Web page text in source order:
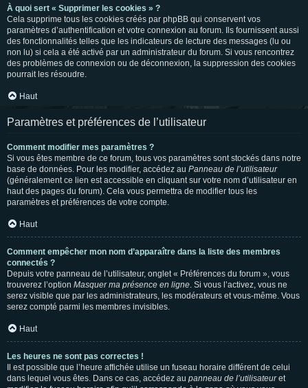
À quoi sert « Supprimer les cookies » ?
Cela supprime tous les cookies créés par phpBB qui conservent vos
paramètres d’authentification et votre connexion au forum. Ils fournissent aussi
des fonctionnalités telles que les indicateurs de lecture des messages (lu ou
non lu) si cela a été activé par un administrateur du forum. Si vous rencontrez
des problèmes de connexion ou de déconnexion, la suppression des cookies
pourrait les résoudre.
Haut
Paramètres et préférences de l’utilisateur
Comment modifier mes paramètres ?
Si vous êtes membre de ce forum, tous vos paramètres sont stockés dans notre
base de données. Pour les modifier, accédez au Panneau de l’utilisateur
(généralement ce lien est accessible en cliquant sur votre nom d’utilisateur en
haut des pages du forum). Cela vous permettra de modifier tous les
paramètres et préférences de votre compte.
Haut
Comment empêcher mon nom d’apparaître dans la liste des membres
connectés ?
Depuis votre panneau de l’utilisateur, onglet « Préférences du forum », vous
trouverez l’option Masquer ma présence en ligne. Si vous l’activez, vous ne
serez visible que par les administrateurs, les modérateurs et vous-même. Vous
serez compté parmi les membres invisibles.
Haut
Les heures ne sont pas correctes !
Il est possible que l’heure affichée utilise un fuseau horaire différent de celui
dans lequel vous êtes. Dans ce cas, accédez au panneau de l’utilisateuret